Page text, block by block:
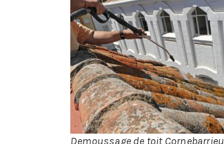
Demoussage de toit Cornebarrieu